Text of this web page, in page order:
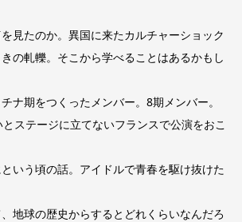
見たのか。異国に来たカルチャーショック
の軋轢。そこから学べることはあるかもし
ナ期をつくったメンバー。8期メンバー。
ステージに立てないフランスで公演をおこ
いう頃の話。アイドルで青春を駆け抜けた
地球の歴史からするとどれくらいなんだろ